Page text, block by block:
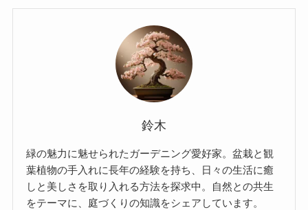
鈴木
緑の魅力に魅せられたガーデニング愛好家。盆栽と観
葉植物の手入れに長年の経験を持ち、日々の生活に癒
しと美しさを取り入れる方法を探求中。自然との共生
をテーマに、庭づくりの知識をシェアしています。